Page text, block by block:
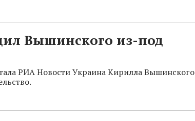
Вышинского из-под
РИА Новости Украина Кирилла Вышинского